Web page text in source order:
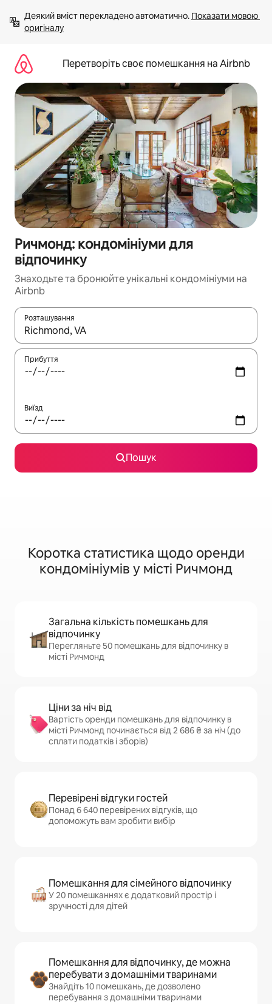
вмісту
Деякий вміст перекладено автоматично. Показати мовою
оригіналу
Перетворіть своє помешкання на Airbnb
Ричмонд: кондомініуми для
відпочинку
Знаходьте та бронюйте унікальні кондомініуми на
Airbnb
Розташування
Отримавши результати пошуку, використовуйте для
Прибуття
Виїзд
Пошук
Коротка статистика щодо оренди
кондомініумів у місті Ричмонд
Загальна кількість помешкань для
відпочинку
Перегляньте 50 помешкань для відпочинку в
місті Ричмонд
Ціни за ніч від
Вартість оренди помешкань для відпочинку в
місті Ричмонд починається від 2 686 ₴ за ніч (до
сплати податків і зборів)
Перевірені відгуки гостей
Понад 6 640 перевірених відгуків, що
допоможуть вам зробити вибір
Помешкання для сімейного відпочинку
У 20 помешканнях є додатковий простір і
зручності для дітей
Помешкання для відпочинку, де можна
перебувати з домашніми тваринами
Знайдіть 10 помешкань, де дозволено
перебування з домашніми тваринами